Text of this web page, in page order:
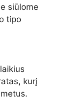
siūlome
tipo
kurį